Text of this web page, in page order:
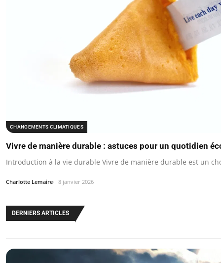
CHANGEMENTS CLIMATIQUES
Vivre de manière durable : astuces pour un quotidien
Introduction à la vie durable Vivre de manière durable est un
Charlotte Lemaire 8 janvier 2026
DERNIERS ARTICLES